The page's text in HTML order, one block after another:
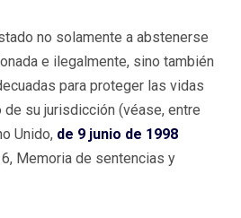
no solamente a abstenerse
e ilegalmente, sino también
para proteger las vidas
su jurisdicción (véase, entre
Unido, de 9 junio de 1998
Memoria de sentencias y